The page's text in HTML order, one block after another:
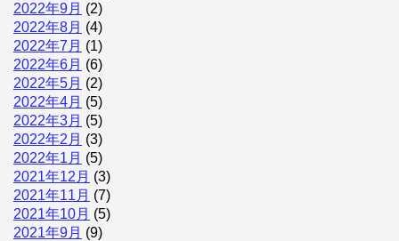
2022年9月 (2)
2022年8月 (4)
2022年7月 (1)
2022年6月 (6)
2022年5月 (2)
2022年4月 (5)
2022年3月 (5)
2022年2月 (3)
2022年1月 (5)
2021年12月 (3)
2021年11月 (7)
2021年10月 (5)
2021年9月 (9)